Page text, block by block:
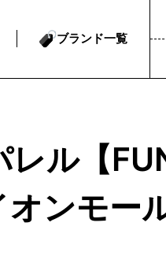
ブランド一覧
レル【
ンモー